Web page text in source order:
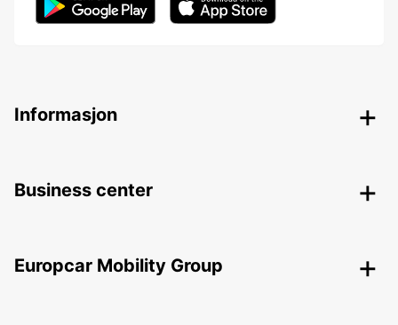
Informasjon
Business center
Europcar Mobility Group